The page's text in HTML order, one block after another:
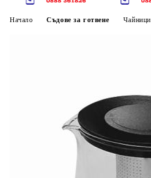
Начало Съдове за готвене Чайници